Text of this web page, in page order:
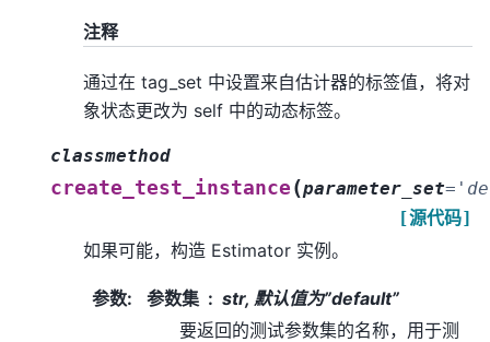
注释
通过在 tag_set 中设置来自估计器的标签值，将对
象状态更改为 self 中的动态标签。
classmethod
create_test_instance (parameter_set=
[源代码]
如果可能，构造 Estimator 实例。
参数: 参数集
str, 默认值为”default”
要返回的测试参数集的名称，用于测